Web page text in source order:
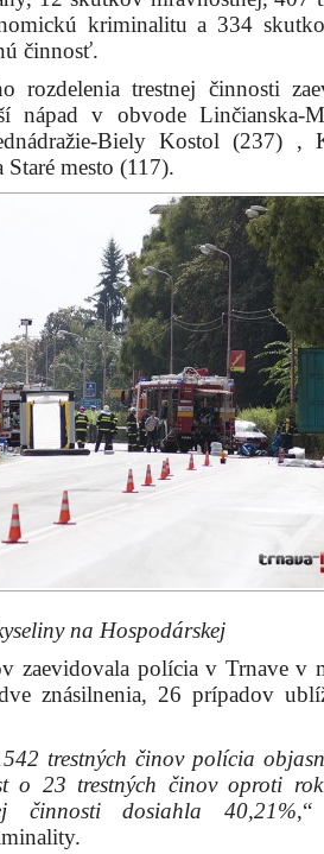
na Hospodárskej
zaevidovala polícia v Trnave v
znásilnenia, 26 prípadov
trestných činov polícia
o 23 trestných činov oproti
činnosti dosiahla 40,21%,“
verejného poriadku“ v
Trnave ohlásenie uloženia
polikliniky, únik oxidu
únik kyseliny dusičnej
futbalové zápasy na
WhatsApp E-mail
polície v kraji pomerne pokojný,
osôb z viacerých trestných činov,
funkcionári z Trnavy